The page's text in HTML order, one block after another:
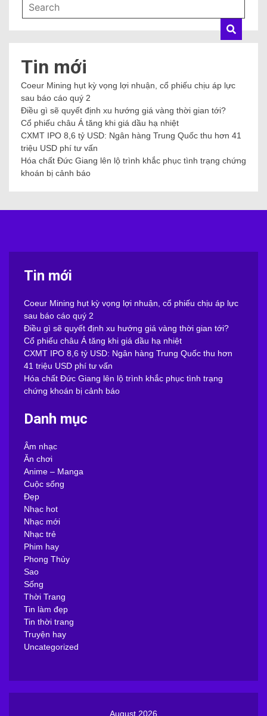
Tin mới
Coeur Mining hụt kỳ vọng lợi nhuận, cổ phiếu chịu áp lực
sau báo cáo quý 2
Điều gì sẽ quyết định xu hướng giá vàng thời gian tới?
Cổ phiếu châu Á tăng khi giá dầu hạ nhiệt
CXMT IPO 8,6 tỷ USD: Ngân hàng Trung Quốc thu hơn 41
triệu USD phí tư vấn
Hóa chất Đức Giang lên lộ trình khắc phục tình trạng chứng
khoán bị cảnh báo
Tin mới
Coeur Mining hụt kỳ vọng lợi nhuận, cổ phiếu chịu áp lực
sau báo cáo quý 2
Điều gì sẽ quyết định xu hướng giá vàng thời gian tới?
Cổ phiếu châu Á tăng khi giá dầu hạ nhiệt
CXMT IPO 8,6 tỷ USD: Ngân hàng Trung Quốc thu hơn
41 triệu USD phí tư vấn
Hóa chất Đức Giang lên lộ trình khắc phục tình trạng
chứng khoán bị cảnh báo
Danh mục
Âm nhạc
Ăn chơi
Anime – Manga
Cuộc sống
Đẹp
Nhạc hot
Nhạc mới
Nhạc trẻ
Phim hay
Phong Thủy
Sao
Sống
Thời Trang
Tin làm đẹp
Tin thời trang
Truyện hay
Uncategorized
August 2026